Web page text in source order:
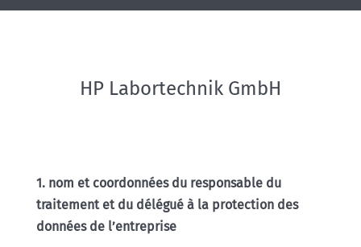
HP Labortechnik GmbH
1. nom et coordonnées du responsable du
traitement et du délégué à la protection des
données de l’entreprise